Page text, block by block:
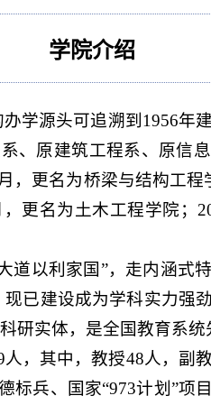
学院介绍
学源头可追溯到 1956年
、原建筑工程系、原信
，更名为桥梁与结构工
更名为土木工程学院；
道以利家国”，走内涵式
已建设成为学科实力强
研实体， 是全国教育系统
人，其中，教授48人，副
标兵、国家“973计划”项